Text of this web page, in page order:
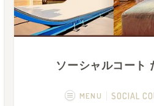
ソーシャルコート
MENU